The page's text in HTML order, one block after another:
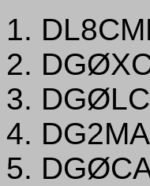
1.
2.
3.
4.
5.